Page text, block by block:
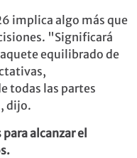
implica algo más que
"Significará
equilibrado de
todas las partes
dijo.
alcanzar el